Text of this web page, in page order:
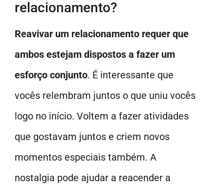
relacionamento?
Reavivar um relacionamento requer que
ambos estejam dispostos a fazer um
esforço conjunto. É interessante que
vocês relembram juntos o que uniu vocês
logo no início. Voltem a fazer atividades
que gostavam juntos e criem novos
momentos especiais também. A
nostalgia pode ajudar a reacender a